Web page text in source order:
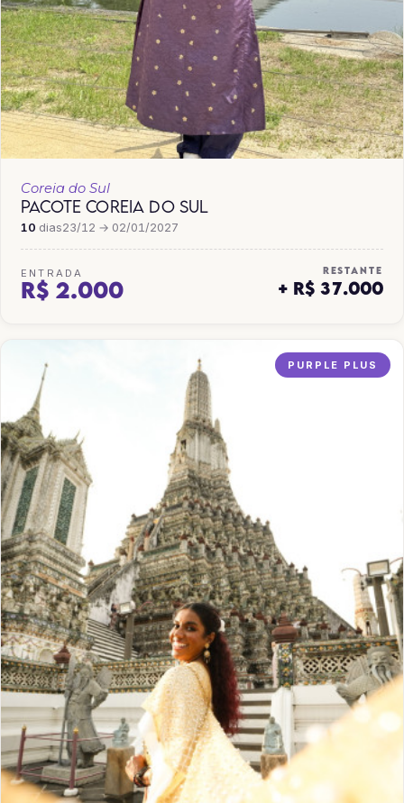
Coreia do Sul
PACOTE COREIA DO SUL
10 dias23/12 → 02/01/2027
ENTRADA
R$ 2.000
RESTANTE
+ R$ 37.000
PURPLE PLUS